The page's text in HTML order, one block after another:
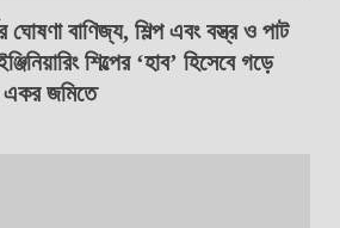
ঘোষণা বাণিজ্য, শিল্প এবং বস্ত্র ও পাট
শিল্পের ‘হাব’ হিসেবে গড়ে
একর জমিতে